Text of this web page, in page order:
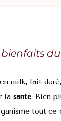
bienfaits
milk, lait
la santé. Bien
tout ce